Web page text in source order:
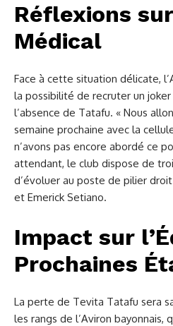
Réflexions
Médical
Face à cette situation délicate,
la possibilité de recruter un
l’absence de Tatafu. « Nous
semaine prochaine avec la
n’avons pas encore abordé ce
attendant, le club dispose de
d’évoluer au poste de pilier
et Emerick Setiano.
Impact sur
Prochaines
La perte de Tevita Tatafu sera
les rangs de l’Aviron bayonnais,